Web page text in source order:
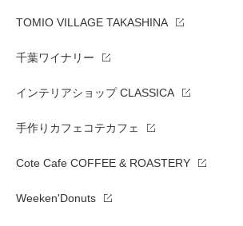
TOMIO VILLAGE TAKASHINA
千葉ワイナリー
インテリアショップ CLASSICA
手作りカフェコテカフェ
Cote Cafe COFFEE & ROASTERY
Weeken'Donuts